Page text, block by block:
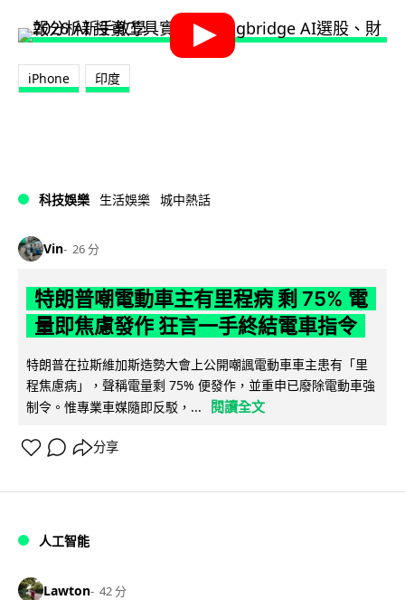
iPhone 印度
科技娛樂 生活娛樂 城中熱話
Vin 26 分
特朗普嘲電動車主有里程病 剩 75% 電
量即焦慮發作 狂言一手終結電車指令
特朗普在拉斯維加斯造勢大會上公開嘲諷電動車車主患有「里
程焦慮病」，聲稱電量剩 75% 便發作，並重申已廢除電動車強
制令。惟專業車媒隨即反駁，...
閱讀全文
分享
人工智能
Lawton 42 分